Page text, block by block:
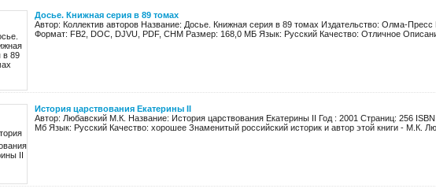
Досье. Книжная серия в 89 томах
Автор: Коллектив авторов Название: Досье. Книжная серия в 89 томах Издательство: Олма-
Формат: FB2, DOC, DJVU, PDF, CHM Размер: 168,0 МБ Язык: Русский Качество: Отличное
История царствования Екатерины II
Автор: Любавский М.К. Название: История царствования Екатерины II Год : 2001 Страниц: 256
Мб Язык: Русский Качество: хорошее Знаменитый российский историк и автор этой книги - М.К.